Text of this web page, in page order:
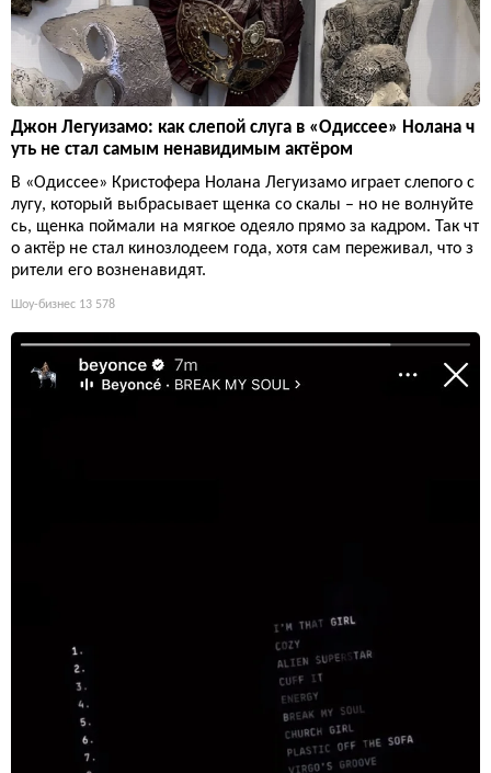
Джон Легуизамо: как слепой слуга в «Одиссее» Нолана ч
уть не стал самым ненавидимым актёром
В «Одиссее» Кристофера Нолана Легуизамо играет слепого с
лугу, который выбрасывает щенка со скалы – но не волнуйте
сь, щенка поймали на мягкое одеяло прямо за кадром. Так чт
о актёр не стал кинозлодеем года, хотя сам переживал, что з
рители его возненавидят.
Шоу-бизнес 13 578